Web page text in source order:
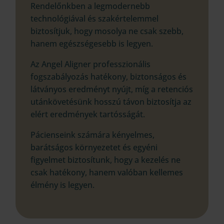
Rendelőnkben a legmodernebb
technológiával és szakértelemmel
biztosítjuk, hogy mosolya ne csak szebb,
hanem egészségesebb is legyen.
Az Angel Aligner professzionális
fogszabályozás hatékony, biztonságos és
látványos eredményt nyújt, míg a retenciós
utánkövetésünk hosszú távon biztosítja az
elért eredmények tartósságát.
Pácienseink számára kényelmes,
barátságos környezetet és egyéni
figyelmet biztosítunk, hogy a kezelés ne
csak hatékony, hanem valóban kellemes
élmény is legyen.